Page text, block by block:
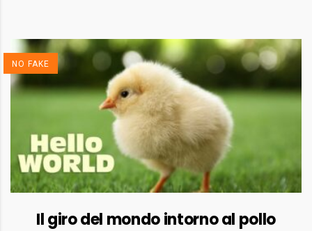
NO FAKE
Il giro del mondo intorno al pollo